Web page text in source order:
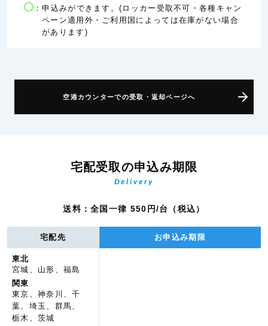
：申込みができます。(ロッカー受取不可・各種キャン
ペーン適用外・ご利用国によっては在庫がない場合
があります)
空港カウンターでの受取・返却ページへ
宅配受取の申込み期限
Delivery
送料：全国一律 550円/台（税込）
宅配先 お申込み期限
東北
宮城、山形、福島
関東
東京、神奈川、千
葉、埼玉、群馬、
栃木、茨城